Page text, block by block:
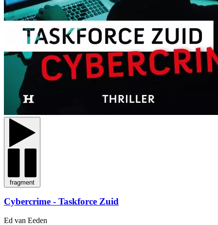
fragment
Cybercrime - Taskforce Zuid
Ed van Eeden